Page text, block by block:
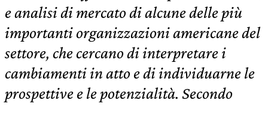
e analisi di mercato di alcune delle più
importanti organizzazioni americane del
settore, che cercano di interpretare i
cambiamenti in atto e di individuarne le
prospettive e le potenzialità. Secondo